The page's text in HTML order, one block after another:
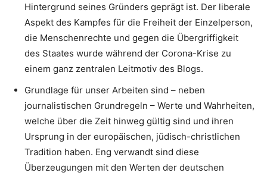
Hintergrund seines Gründers geprägt ist. Der liberale
Aspekt des Kampfes für die Freiheit der Einzelperson,
die Menschenrechte und gegen die Übergriffigkeit
des Staates wurde während der Corona-Krise zu
einem ganz zentralen Leitmotiv des Blogs.
Grundlage für unser Arbeiten sind – neben
journalistischen Grundregeln – Werte und Wahrheiten,
welche über die Zeit hinweg gültig sind und ihren
Ursprung in der europäischen, jüdisch-christlichen
Tradition haben. Eng verwandt sind diese
Überzeugungen mit den Werten der deutschen